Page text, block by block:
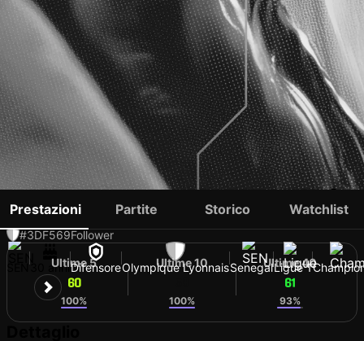
MOUSSA NIAKHATÉ
#3DF569Follower
30 anniDifensoreOlympique LyonnaisSenegalLigue 1
Prestazioni Partite Storico Watchlist
Ultime 5
60
100%
Ultime 10
100%
Ultime 40
61
93%